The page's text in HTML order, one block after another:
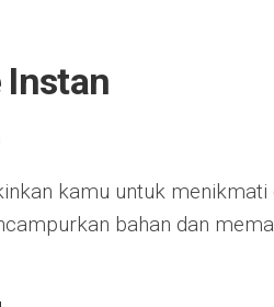
kamu untuk
bahan dan